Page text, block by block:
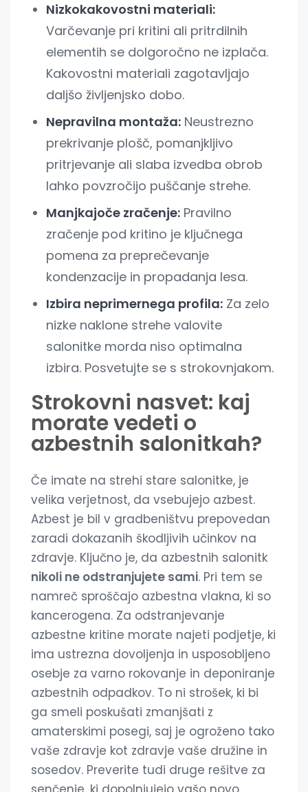
Nizkokakovostni materiali:
Varčevanje pri kritini ali pritrdilnih
elementih se dolgoročno ne izplača.
Kakovostni materiali zagotavljajo
daljšo življenjsko dobo.
Nepravilna montaža: Neustrezno
prekrivanje plošč, pomanjkljivo
pritrjevanje ali slaba izvedba obrob
lahko povzročijo puščanje strehe.
Manjkajoče zračenje: Pravilno
zračenje pod kritino je ključnega
pomena za preprečevanje
kondenzacije in propadanja lesa.
Izbira neprimernega profila: Za zelo
nizke naklone strehe valovite
salonitke morda niso optimalna
izbira. Posvetujte se s strokovnjakom.
Strokovni nasvet: kaj
morate vedeti o
azbestnih salonitkah?
Če imate na strehi stare salonitke, je
velika verjetnost, da vsebujejo azbest.
Azbest je bil v gradbeništvu prepovedan
zaradi dokazanih škodljivih učinkov na
zdravje. Ključno je, da azbestnih salonitk
nikoli ne odstranjujete sami. Pri tem se
namreč sproščajo azbestna vlakna, ki so
kancerogena. Za odstranjevanje
azbestne kritine morate najeti podjetje, ki
ima ustrezna dovoljenja in usposobljeno
osebje za varno rokovanje in deponiranje
azbestnih odpadkov. To ni strošek, ki bi
ga smeli poskušati zmanjšati z
amaterskimi posegi, saj je ogroženo tako
vaše zdravje kot zdravje vaše družine in
sosedov. Preverite tudi druge rešitve za